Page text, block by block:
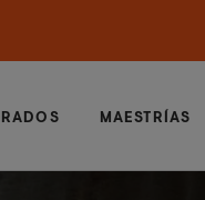
MAESTRÍAS